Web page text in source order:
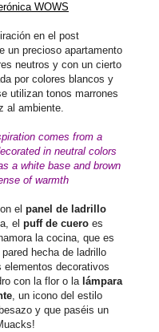
WOWS
en el post
un precioso apartamento
neutros y con un cierto
por colores blancos y
utilizan tonos marrones
al ambiente.
comes from a
in neutral colors
a white base and brown
of warmth
el panel de ladrillo
el puff de cueroes
la cocina, que es
hecha de ladrillo
elementos decorativos
con la flor o la lámpara
, un icono del estilo
y que paséis un